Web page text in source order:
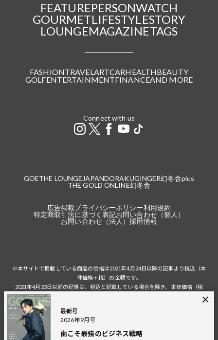
最新号
2026年9月号
歯こそ最強のビジネス戦略
FEATUREPERSONWATCH
GOURMETLIFESTYLESTORY
LOUNGEMAGAZINETAGS
FASHIONTRAVELARTCARHEALTHBEAUTY
GOLFENTERTAINMENTFINANCEAND MORE
Connect with us
GOETHE LOUNGE JAPANDORAKUGINGER幻冬舎plus
THE GOLD ONLINE幻冬舎
広告掲載プライバシーポリシー利用規約
特定商取引法に基づく表記お問い合わせ（個人）
お問い合わせ（法人）採用情報
※本サイトで掲載している商品の価格は2021年4月24日以降の記事より税込（本
体価格＋税）の金額です。
2021年4月23日以前の記事は、税込と記載している場合を除き、本体価格（税
税込の場合の税額は掲載当時の税率に準じます。